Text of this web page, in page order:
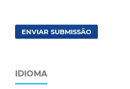
ENVIAR SUBMISSÃO
IDIOMA